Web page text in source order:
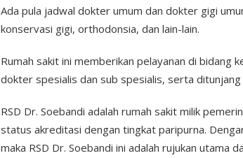
Ada pula jadwal dokter umum dan dokter gigi
konservasi gigi, orthodonsia, dan lain-lain.
Rumah sakit ini memberikan pelayanan di bidang
dokter spesialis dan sub spesialis, serta
RSD Dr. Soebandi adalah rumah sakit milik
status akreditasi dengan tingkat paripurna.
maka RSD Dr. Soebandi ini adalah rujukan utama